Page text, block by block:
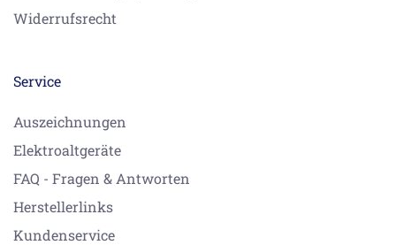
Widerrufsrecht
Service
Auszeichnungen
Elektroaltgeräte
FAQ - Fragen & Antworten
Herstellerlinks
Kundenservice